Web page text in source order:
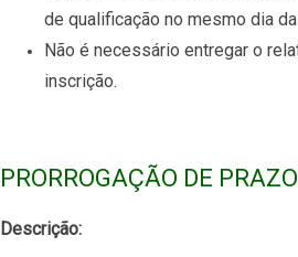
de qualificação no mesmo dia
Não é necessário entregar o
inscrição.
PRORROGAÇÃO DE PRAZO
Descrição: